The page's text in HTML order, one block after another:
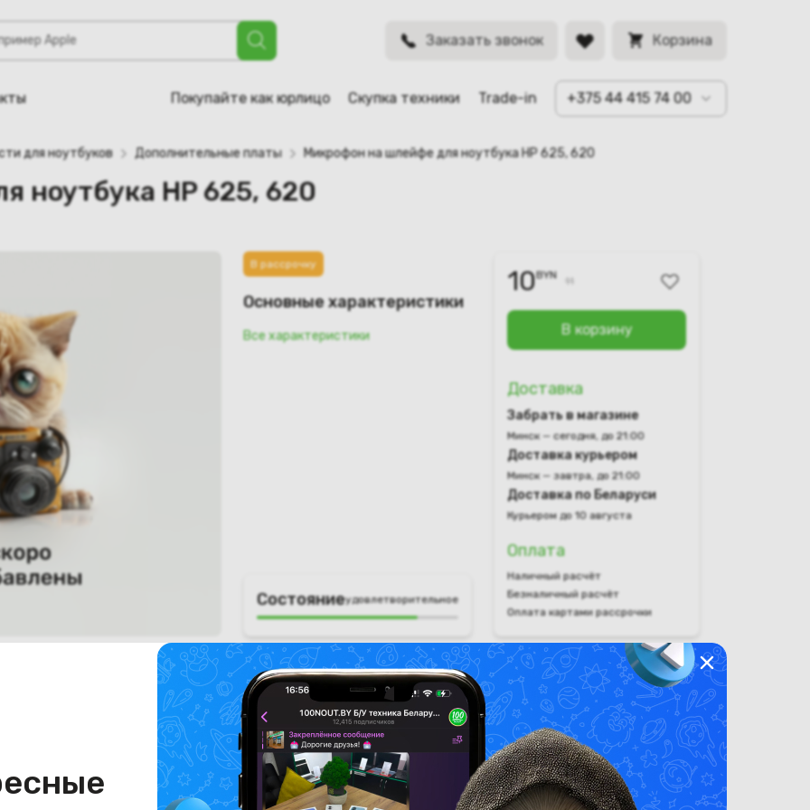
Заказать звонок Корзина
Покупайте как юрлицо Скупка техники Trade-in +375 44 415 74 00
625, 620
BYN
для ноутбуков Дополнительные платы Микрофон на шлейфе для ноутбука HP 625, 620
ноутбука HP 625, 620
В рассрочку
Основные характеристики
Все характеристики
Состояниеудовлетворительное
10BYN
В корзину
Доставка
Забрать в магазине
Минск — сегодня, до 21:00
Доставка курьером
Минск — завтра, до 21:00
Доставка по Беларуси
Курьером до 10 августа
Оплата
Наличный расчёт
Безналичный расчёт
Оплата картами рассрочки